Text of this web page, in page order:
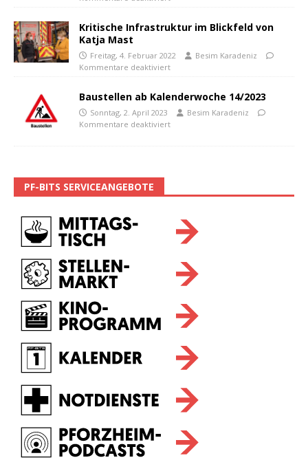
Kritische Infrastruktur im Blickfeld von
Katja Mast
Freitag, 4. Februar 2022
Besim Karadeniz
Kommentare deaktiviert
Baustellen ab Kalenderwoche 14/2023
Sonntag, 2. April 2023
Besim Karadeniz
Kommentare deaktiviert
PF-BITS SERVICEANGEBOTE